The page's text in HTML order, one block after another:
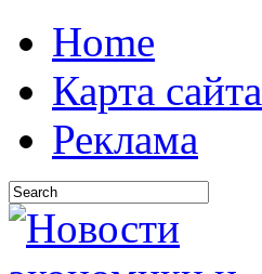
Home
Карта сайта
Реклама